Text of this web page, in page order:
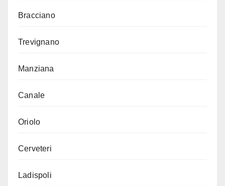
Bracciano
Trevignano
Manziana
Canale
Oriolo
Cerveteri
Ladispoli